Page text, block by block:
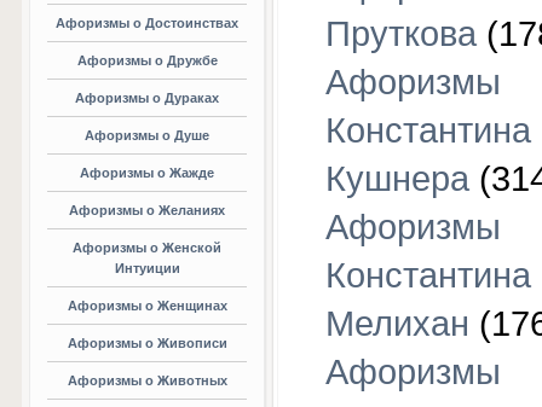
Афоризмы о Достоинствах
Афоризмы о Дружбе
Афоризмы о Дураках
Афоризмы о Душе
Афоризмы о Жажде
Афоризмы о Желаниях
Афоризмы о Женской
Интуиции
Афоризмы о Женщинах
Афоризмы о Живописи
Афоризмы о Животных
Пруткова
Афоризмы
Константина
Кушнера
Афоризмы
Константина
Мелихан
Афоризмы